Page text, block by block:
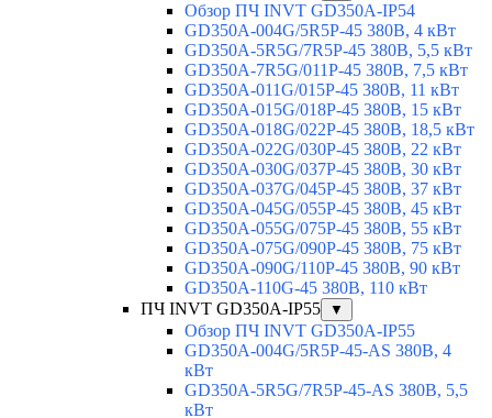
Обзор ПЧ INVT GD350A-IP54
GD350A-004G/5R5P-45 380В, 4 кВт
GD350A-5R5G/7R5P-45 380В, 5,5 кВт
GD350A-7R5G/011P-45 380В, 7,5 кВт
GD350A-011G/015P-45 380В, 11 кВт
GD350A-015G/018P-45 380В, 15 кВт
GD350A-018G/022P-45 380В, 18,5 кВт
GD350A-022G/030P-45 380В, 22 кВт
GD350A-030G/037P-45 380В, 30 кВт
GD350A-037G/045P-45 380В, 37 кВт
GD350A-045G/055P-45 380В, 45 кВт
GD350A-055G/075P-45 380В, 55 кВт
GD350A-075G/090P-45 380В, 75 кВт
GD350A-090G/110P-45 380В, 90 кВт
GD350A-110G-45 380В, 110 кВт
ПЧ INVT GD350A-IP55
▼
Обзор ПЧ INVT GD350A-IP55
GD350A-004G/5R5P-45-AS 380В, 4
кВт
GD350A-5R5G/7R5P-45-AS 380В, 5,5
кВт